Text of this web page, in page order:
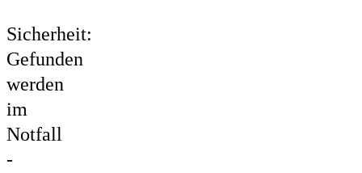
Sicherheit:
Gefunden
werden
im
Notfall
-